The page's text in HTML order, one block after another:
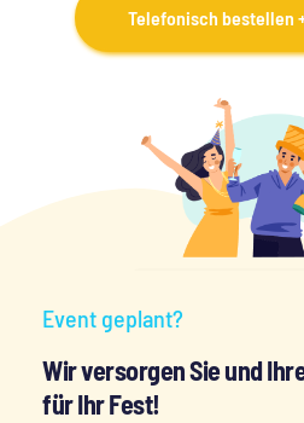
Telefonisch bestellen
Event geplant?
Wir versorgen Sie und
für Ihr Fest!